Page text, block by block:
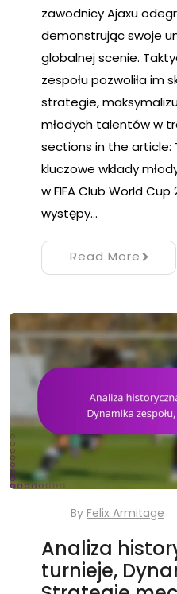
zawodnicy Ajaxu
demonstrując swoje
globalnej scenie.
zespołu pozwoliła im
strategie,
młodych talentów w
sections in the article:
kluczowe wkłady
w FIFA Club World
występy…
Read More
By Felix Armitage
Analiza
turnieje,